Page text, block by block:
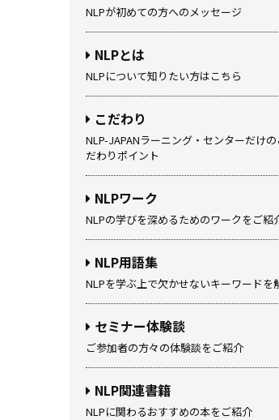
NLPが初めての方へのメッセージ
NLPとは
NLPについて知りたい方はこちら
こだわり
NLP-JAPANラーニング・センターだけの
だわりポイント
NLPワーク
NLPの学びを深めるためのワークをご紹
NLP用語集
NLPを学ぶ上で欠かせないキーワードを
セミナー体験談
ご参加者の方々の体験談をご紹介
NLP関連書籍
NLPに関わるおすすめの本をご紹介